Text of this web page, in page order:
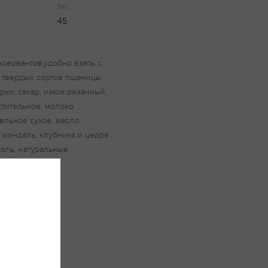
Вес
45
взять с
сортов пшеницы
сахар, изюм резанный,
молоко
сухое, масло
клубника и цедра
натуральные